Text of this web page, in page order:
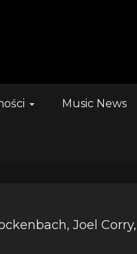
Music News